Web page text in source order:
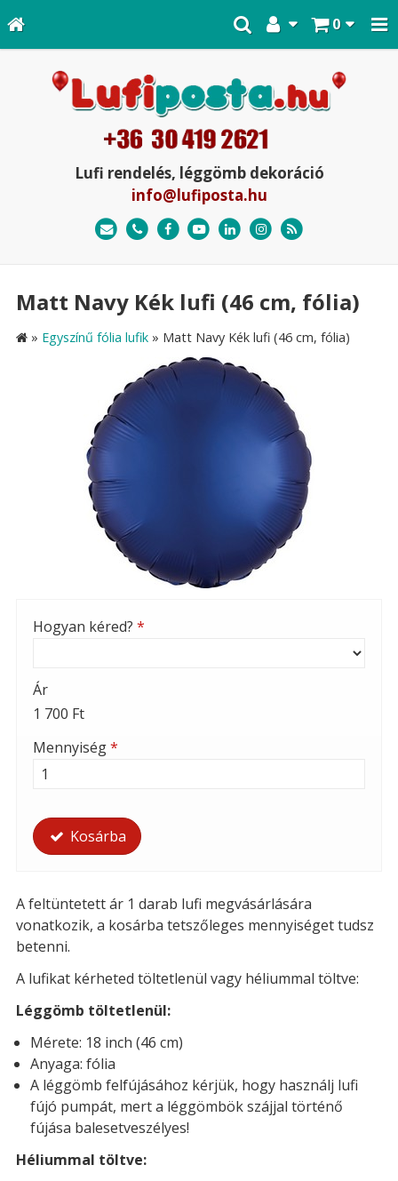
0
Lufi rendelés, léggömb dekoráció
info@lufiposta.hu
Matt Navy Kék lufi (46 cm, fólia)
» Egyszínű fólia lufik » Matt Navy Kék lufi (46 cm, fólia)
Hogyan kéred? *
Ár
1 700 Ft
Mennyiség*
Kosárba
A feltüntetett ár 1 darab lufi megvásárlására
vonatkozik, a kosárba tetszőleges mennyiséget tudsz
betenni.
A lufikat kérheted töltetlenül vagy héliummal töltve:
Léggömb töltetlenül:
Mérete: 18 inch (46 cm)
Anyaga: fólia
A léggömb felfújásához kérjük, hogy használj lufi
fújó pumpát, mert a léggömbök szájjal történő
fújása balesetveszélyes!
Héliummal töltve: